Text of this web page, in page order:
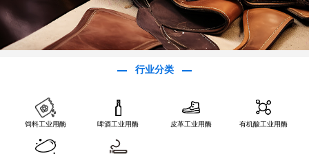
行业分类
饲料工业用酶 啤酒工业用酶 皮革工业用酶 有机酸工业用酶